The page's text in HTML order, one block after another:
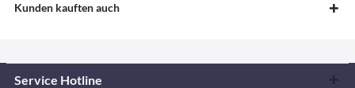
Kunden kauften auch
Service Hotline